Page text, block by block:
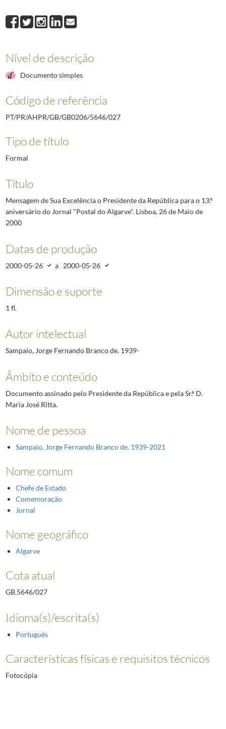
028 Mensagem de Sua Excelência o Presidente da República para a XVIII
029 Texto de Sua Excelência o Presidente da República para o livro do coro
Mensagem do Presidente da República, Jorge Sampaio, por ocasião da
(...)
Nível de descrição
Documento simples
Código de referência
PT/PR/AHPR/GB/GB0206/5646/027
Tipo de título
Formal
Título
Mensagem de Sua Excelência o Presidente da República para o 13.º
aniversário do Jornal "Postal do Algarve". Lisboa, 26 de Maio de
2000
Datas de produção
2000-05-26 a 2000-05-26
Dimensão e suporte
1 fl.
Autor intelectual
Sampaio, Jorge Fernando Branco de. 1939-
Âmbito e conteúdo
Documento assinado pelo Presidente da República e pela Sr.ª D.
Maria José Ritta.
Nome de pessoa
Sampaio, Jorge Fernando Branco de. 1939-2021
Nome comum
Chefe de Estado
Comemoração
Jornal
Nome geográfico
Algarve
Cota atual
GB.5646/027
Idioma(s)/escrita(s)
Português
Características físicas e requisitos técnicos
Fotocópia